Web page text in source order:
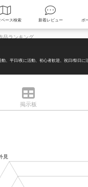
データベース 検索 新着レビュ
品ランキング
動 平日/夜に活動 初心者歓迎 祝日/祭日に
掲示板